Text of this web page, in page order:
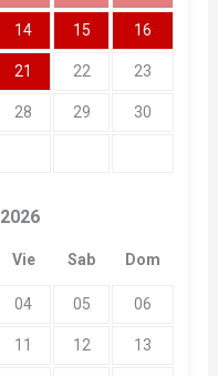
14 15 16
21 22 23
28 29 30
2026
Vie Sab Dom
04 05 06
11 12 13